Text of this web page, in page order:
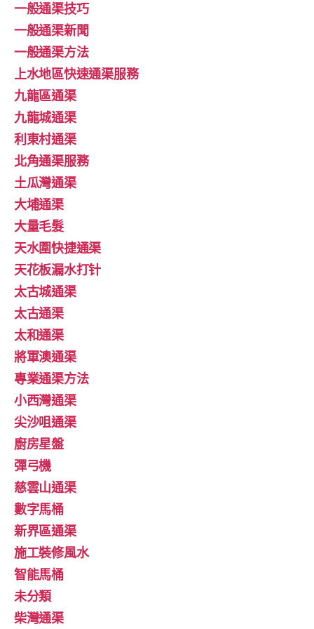
一般通渠技巧
一般通渠新聞
一般通渠方法
上水地區快速通渠服務
九龍區通渠
九龍城通渠
利東村通渠
北角通渠服務
土瓜灣通渠
大埔通渠
大量毛髮
天水圍快捷通渠
天花板漏水打针
太古城通渠
太古通渠
太和通渠
將軍澳通渠
專業通渠方法
小西灣通渠
尖沙咀通渠
廚房星盤
彈弓機
慈雲山通渠
數字馬桶
新界區通渠
施工裝修風水
智能馬桶
未分類
柴灣通渠